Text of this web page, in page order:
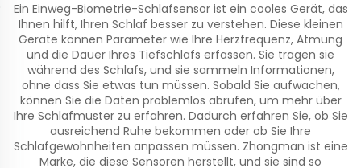
Ein Einweg-Biometrie-Schlafsensor ist ein cooles Gerät, das
Ihnen hilft, Ihren Schlaf besser zu verstehen. Diese kleinen
Geräte können Parameter wie Ihre Herzfrequenz, Atmung
und die Dauer Ihres Tiefschlafs erfassen. Sie tragen sie
während des Schlafs, und sie sammeln Informationen,
ohne dass Sie etwas tun müssen. Sobald Sie aufwachen,
können Sie die Daten problemlos abrufen, um mehr über
Ihre Schlafmuster zu erfahren. Dadurch erfahren Sie, ob Sie
ausreichend Ruhe bekommen oder ob Sie Ihre
Schlafgewohnheiten anpassen müssen. Zhongman ist eine
Marke, die diese Sensoren herstellt, und sie sind so